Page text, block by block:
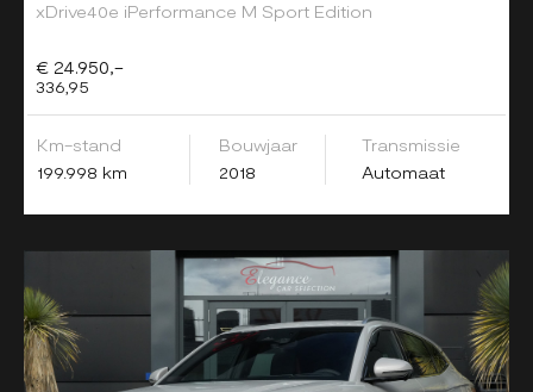
xDrive40e iPerformance M Sport Edition
€ 24.950,-
336,95
Km-stand
199.998 km
Bouwjaar
2018
Transmissie
Automaat